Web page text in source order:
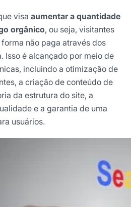
visa aumentar a quantidade
orgânico, ou seja, visitantes
não paga através dos
Isso é alcançado por meio de
incluindo a otimização de
a criação de conteúdo de
da estrutura do site, a
e a garantia de uma
usuários.